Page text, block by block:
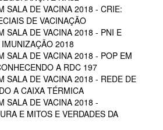
SALA DE VACINA 2018 - CRIE:
DE VACINAÇÃO
SALA DE VACINA 2018 - PNI E
2018
SALA DE VACINA 2018 - POP EM
A RDC 197
SALA DE VACINA 2018 - REDE DE
A CAIXA TÉRMICA
SALA DE VACINA 2018 -
E MITOS E VERDADES DA